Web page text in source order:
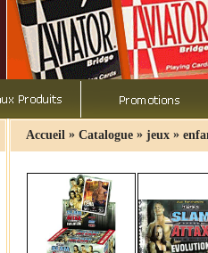
Accueil » Catalogue » jeux »